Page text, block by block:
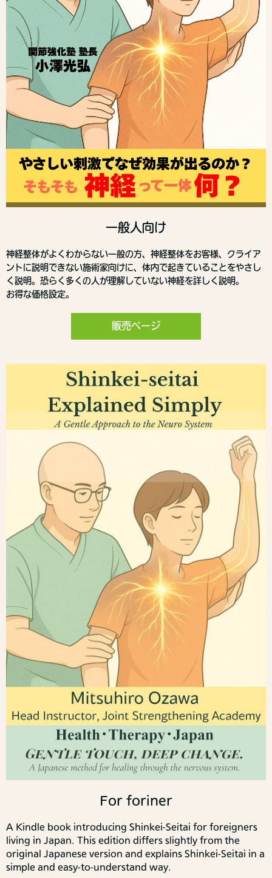
一般人向け
神経整体がよくわからない一般の方、神経整体をお客様、クライア
ントに説明できない施術家向けに、体内で起きていることをやさし
く説明。恐らく多くの人が理解していない神経を詳しく説明。
お得な価格設定。
販売ページ
For foriner
A Kindle book introducing Shinkei-Seitai for foreigners
living in Japan. This edition differs slightly from the
original Japanese version and explains Shinkei-Seitai in a
simple and easy-to-understand way.